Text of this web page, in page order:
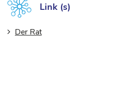
Link (s)
Der Rat